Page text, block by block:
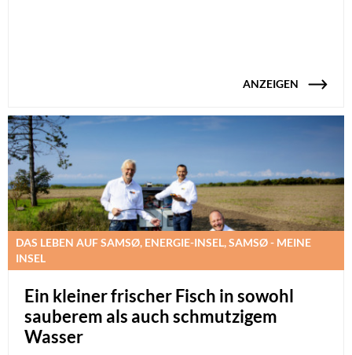
ANZEIGEN
DAS LEBEN AUF SAMSØ, ENERGIE-INSEL, SAMSØ - MEINE
INSEL
Ein kleiner frischer Fisch in sowohl
sauberem als auch schmutzigem
Wasser